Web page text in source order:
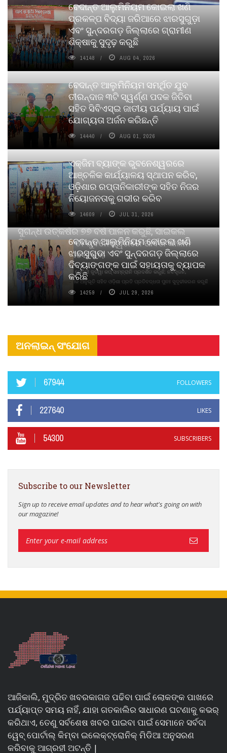
ସୁଗନ୍ଧ ଉତ୍କର୍ଷର ୭୭ ବର୍ଷ ପାଳନ କରୁଛି, ସାଇକଲ
ପିୟୋର୍‌ ଅଗରବତୀ ଭୁବନେଶ୍ୱରରେ ପାର୍ବଣ କାଳୀନ
ନବସୃଜନ ଉନ୍ମୋଚନ କଲା
ବାଉଁଶ ବିହୀନ କଠିନ ଧୂପ ଏବଂ ମେଦିନୀ ଜୁଡୱା କପ୍‌ ସାମ୍ବ୍ରାନି ପ୍ରଦର୍ଶିତ କରୁଛି; ନବସୃଜନ,
ଦୀର୍ଘସ୍ଥାୟିତା ଏବଂ ଆଧ୍ୟାତ୍ମିକ ଅନୁଭୂତି ସହିତ ଓଡ଼ିଶା ପ୍ରତି ପ୍ରତିବଦ୍ଧତା ପୁନଃ ସୁଦୃଢୀକରଣ କରୁଛି
ବେଦାନ୍ତ ଆଲୁମିନିୟମ କୋଇଲା ଖଣି
ପ୍ରକଳ୍ପ ବିଦ୍ୟା ଜରିଆରେ ଝାରସୁଗୁଡ଼ା
ଏବଂ ସୁନ୍ଦରଗଡ଼ ଜିଲ୍ଲାରେ ଗ୍ରାମୀଣ
ଶିକ୍ଷାକୁ ସୁଦୃଢ଼ କରୁଛି
14148 AUG 04, 2026
ବେଦାନ୍ତ ଆଲୁମିନିୟମ ସମର୍ଥିତ ଯୁବ
ତୀରନ୍ଦାଜ ୩ଟି ସ୍ୱର୍ଣ୍ଣ ପଦକ ଜିତିବା
ସହିତ ସିବିଏସ୍ଇ ଜାତୀୟ ପର୍ଯ୍ୟାୟ ପାଇଁ
ଯୋଗ୍ୟତା ଅର୍ଜନ କରିଛନ୍ତି
14440 AUG 01, 2026
ଏକ୍ଜିମ ବ୍ୟାଙ୍କ ଭୁବନେଶ୍ୱରରେ
ଆଞ୍ଚଳିକ କାର୍ଯ୍ୟାଳୟ ସ୍ଥାପନ କରିବ,
ଓଡ଼ିଶାର ରପ୍ତାନିକାରୀଙ୍କ ସହିତ ନିଜର
ନିୟୋଜନତାକୁ ଗଭୀର କରିବ
14609 JUL 31, 2026
ବେଦାନ୍ତ ଆଲୁମିନିୟମ କୋଇଲା ଖଣି
ଝାରସୁଗୁଡା ଏବଂ ସୁନ୍ଦରଗଡ଼ ଜିଲ୍ଲାରେ
ଦିବ୍ୟାଙ୍ଗଙ୍କ ପାଇଁ ସହାୟତାକୁ ବ୍ୟାପକ
କରିଛି
14259 JUL 29, 2026
ଅନଲାଇନ୍ ସଂଯୋଗ
67944 FOLLOWERS
227640 LIKES
54300 SUBSCRIBERS
Subscribe to our Newsletter
Sign up to receive email updates and to hear what's going on with
our magazine!
ଆଜିକାଲି, ମୁଦ୍ରିତ ଖବରକାଗଜ ପଢିବା ପାଇଁ ଲୋକଙ୍କ ପାଖରେ
ପର୍ଯ୍ୟାପ୍ତ ସମୟ ନାହିଁ, ଯାହା ଗତକାଲିର ସାଧାରଣ ଘଟଣାକୁ କଭର୍
କରିଥାଏ, ତେଣୁ ସର୍ବଶେଷ ଖବର ପାଇବା ପାଇଁ ସେମାନେ ସର୍ବଦା
ୱେବ୍ ପୋର୍ଟାଲ୍ କିମ୍ବା ଇଲେକ୍ଟ୍ରୋନିକ୍ ମିଡିଆ ଅନୁସରଣ
କରିବାକୁ ଆଗ୍ରହୀ ଅଟନ୍ତି |